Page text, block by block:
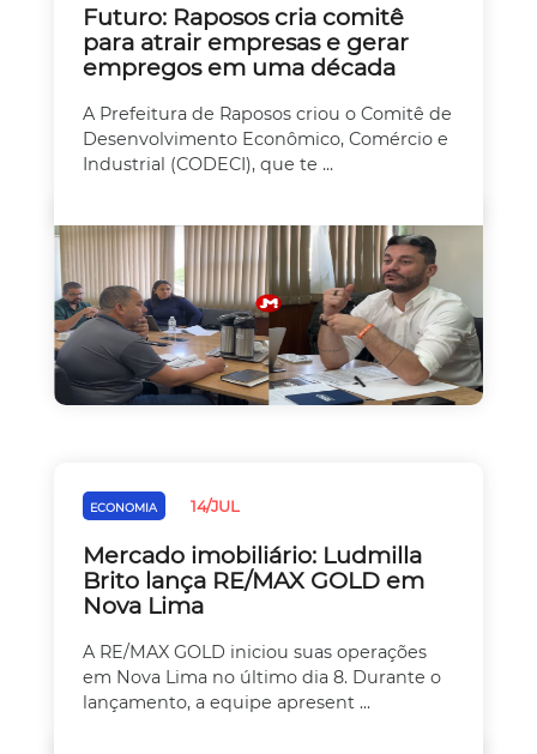
Futuro: Raposos cria comitê
para atrair empresas e gerar
empregos em uma década
A Prefeitura de Raposos criou o Comitê de
Desenvolvimento Econômico, Comércio e
Industrial (CODECI), que te ...
ECONOMIA 14/JUL
Mercado imobiliário: Ludmilla
Brito lança RE/MAX GOLD em
Nova Lima
A RE/MAX GOLD iniciou suas operações
em Nova Lima no último dia 8. Durante o
lançamento, a equipe apresent ...